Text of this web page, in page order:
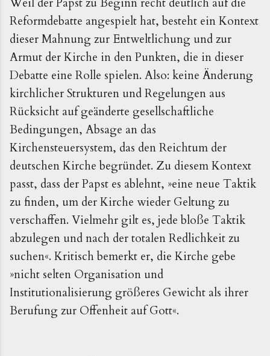
Reformdebatte angespielt hat, besteht ein Kontext
dieser Mahnung zur Entweltlichung und zur
Armut der Kirche in den Punkten, die in dieser
Debatte eine Rolle spielen. Also: keine Änderung
kirchlicher Strukturen und Regelungen aus
Rücksicht auf geänderte gesellschaftliche
Bedingungen, Absage an das
Kirchensteuersystem, das den Reichtum der
deutschen Kirche begründet. Zu diesem Kontext
passt, dass der Papst es ablehnt, »eine neue Taktik
zu finden, um der Kirche wieder Geltung zu
verschaffen. Vielmehr gilt es, jede bloße Taktik
abzulegen und nach der totalen Redlichkeit zu
suchen«. Kritisch bemerkt er, die Kirche gebe
»nicht selten Organisation und
Institutionalisierung größeres Gewicht als ihrer
Berufung zur Offenheit auf Gott«.